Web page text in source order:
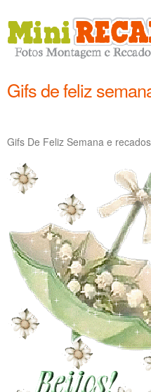
Gifs de feliz
Gifs De Feliz Semana e